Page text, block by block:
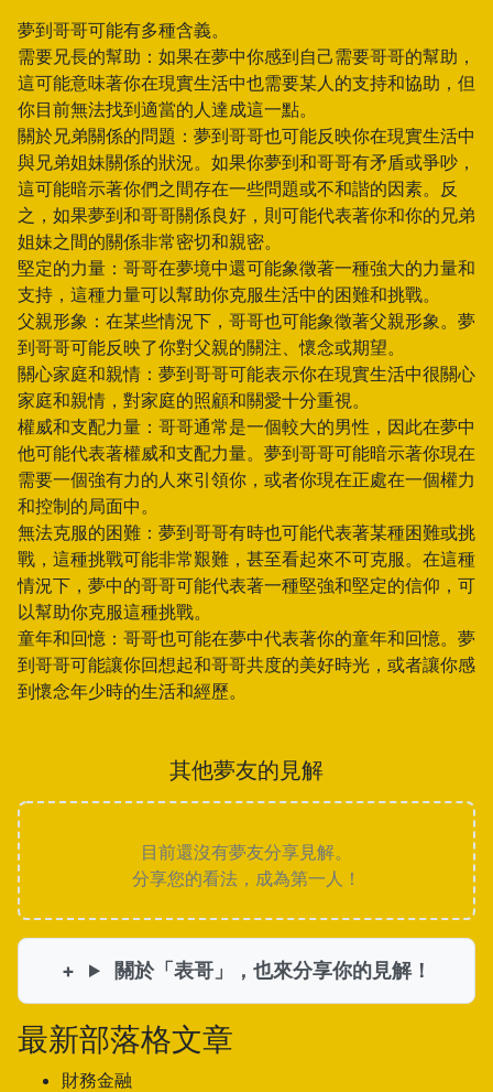
夢到哥哥可能有多種含義。
需要兄長的幫助：如果在夢中你感到自己需要哥哥的幫助，
這可能意味著你在現實生活中也需要某人的支持和協助，但
你目前無法找到適當的人達成這一點。
關於兄弟關係的問題：夢到哥哥也可能反映你在現實生活中
與兄弟姐妹關係的狀況。如果你夢到和哥哥有矛盾或爭吵，
這可能暗示著你們之間存在一些問題或不和諧的因素。反
之，如果夢到和哥哥關係良好，則可能代表著你和你的兄弟
姐妹之間的關係非常密切和親密。
堅定的力量：哥哥在夢境中還可能象徵著一種強大的力量和
支持，這種力量可以幫助你克服生活中的困難和挑戰。
父親形象：在某些情況下，哥哥也可能象徵著父親形象。夢
到哥哥可能反映了你對父親的關注、懷念或期望。
關心家庭和親情：夢到哥哥可能表示你在現實生活中很關心
家庭和親情，對家庭的照顧和關愛十分重視。
權威和支配力量：哥哥通常是一個較大的男性，因此在夢中
他可能代表著權威和支配力量。夢到哥哥可能暗示著你現在
需要一個強有力的人來引領你，或者你現在正處在一個權力
和控制的局面中。
無法克服的困難：夢到哥哥有時也可能代表著某種困難或挑
戰，這種挑戰可能非常艱難，甚至看起來不可克服。在這種
情況下，夢中的哥哥可能代表著一種堅強和堅定的信仰，可
以幫助你克服這種挑戰。
童年和回憶：哥哥也可能在夢中代表著你的童年和回憶。夢
到哥哥可能讓你回想起和哥哥共度的美好時光，或者讓你感
到懷念年少時的生活和經歷。
其他夢友的見解
目前還沒有夢友分享見解。
分享您的看法，成為第一人！
關於「表哥」，也來分享你的見解！
最新部落格文章
財務金融